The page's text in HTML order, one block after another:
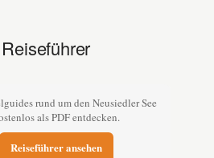
rund um den Neusiedler See
als PDF entdecken.
Reiseführer ansehen